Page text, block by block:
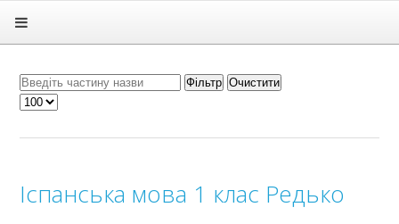
Підручники
ГДЗ
Статті
Зв'язок
Фільтр Очистити
Іспанська мова 1 клас Редько